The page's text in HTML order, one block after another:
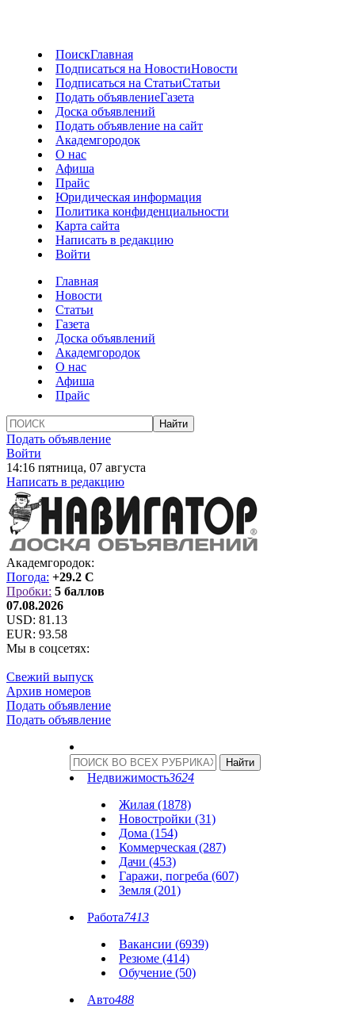
ПоискГлавная
Подписаться на НовостиНовости
Подписаться на СтатьиСтатьи
Подать объявлениеГазета
Доска объявлений
Подать объявление на сайт
Академгородок
О нас
Афиша
Прайс
Юридическая информация
Политика конфиденциальности
Карта сайта
Написать в редакцию
Войти
Главная
Новости
Статьи
Газета
Доска объявлений
Академгородок
О нас
Афиша
Прайс
Подать объявление
Войти
14:16 пятница, 07 августа
Написать в редакцию
Академгородок:
Погода: +29.2 C
Пробки: 5 баллов
07.08.2026
USD: 81.13
EUR: 93.58
Мы в соцсетях:
Свежий выпуск
Архив номеров
Подать объявление
Подать объявление
Недвижимость3624
Жилая (1878)
Новостройки (31)
Дома (154)
Коммерческая (287)
Дачи (453)
Гаражи, погреба (607)
Земля (201)
Работа7413
Вакансии (6939)
Резюме (414)
Обучение (50)
Авто488